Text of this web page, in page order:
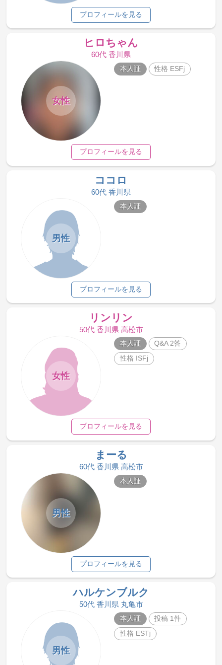
プロフィールを見る
ヒロちゃん
60代 香川県
女性
本人証 性格 ESFj
プロフィールを見る
ココロ
60代 香川県
男性
本人証
プロフィールを見る
リンリン
50代 香川県 高松市
女性
本人証
Q&A 2答
性格 ISFj
プロフィールを見る
まーる
60代 香川県 高松市
男性
本人証
プロフィールを見る
ハルケンブルク
50代 香川県 丸亀市
男性
本人証
投稿 1件
性格 ESTj